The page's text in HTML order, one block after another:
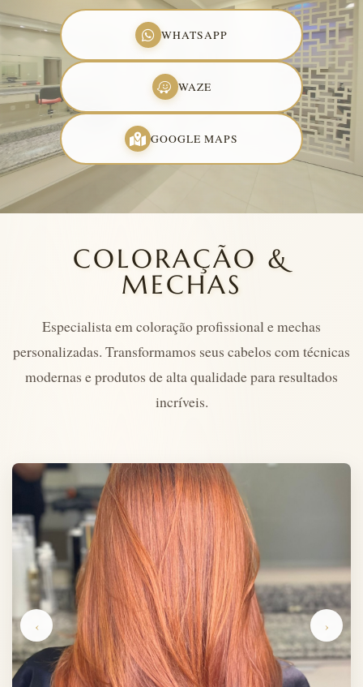
WHATSAPP
WAZE
GOOGLE MAPS
COLORAÇÃO &
MECHAS
Especialista em coloração profissional e mechas
personalizadas. Transformamos seus cabelos com técnicas
modernas e produtos de alta qualidade para resultados
incríveis.
‹ ›